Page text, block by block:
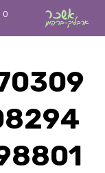
0